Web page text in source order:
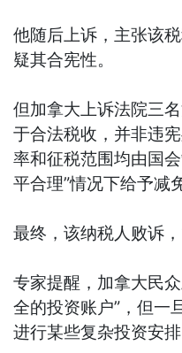
他随后上诉，主张该
疑其合宪性。
但加拿大上诉法院三
于合法税收，并非违
率和征税范围均由国
平合理”情况下给予减
最终，该纳税人败诉
专家提醒，加拿大民
全的投资账户”，但一
进行某些复杂投资安